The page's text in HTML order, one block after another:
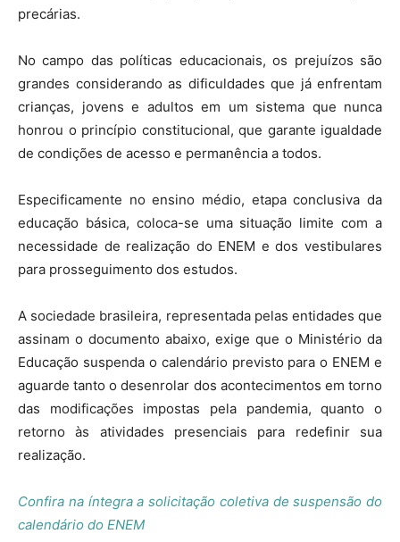
precárias.
No campo das políticas educacionais, os prejuízos são
grandes considerando as dificuldades que já enfrentam
crianças, jovens e adultos em um sistema que nunca
honrou o princípio constitucional, que garante igualdade
de condições de acesso e permanência a todos.
Especificamente no ensino médio, etapa conclusiva da
educação básica, coloca-se uma situação limite com a
necessidade de realização do ENEM e dos vestibulares
para prosseguimento dos estudos.
A sociedade brasileira, representada pelas entidades que
assinam o documento abaixo, exige que o Ministério da
Educação suspenda o calendário previsto para o ENEM e
aguarde tanto o desenrolar dos acontecimentos em torno
das modificações impostas pela pandemia, quanto o
retorno às atividades presenciais para redefinir sua
realização.
Confira na íntegra a solicitação coletiva de suspensão do
calendário do ENEM